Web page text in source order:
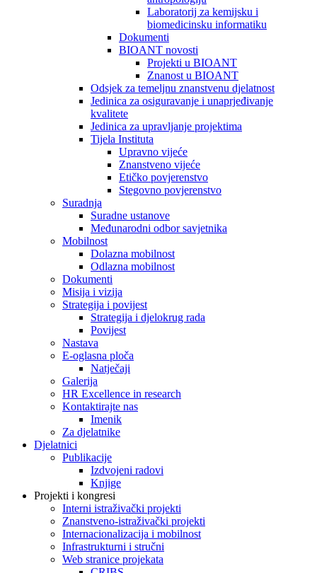
Laboratorij za kemijsku i
biomedicinsku informatiku
Dokumenti
BIOANT novosti
Projekti u BIOANT
Znanost u BIOANT
Odsjek za temeljnu znanstvenu djelatnost
Jedinica za osiguravanje i unaprjeđivanje
kvalitete
Jedinica za upravljanje projektima
Tijela Instituta
Upravno vijeće
Znanstveno vijeće
Etičko povjerenstvo
Stegovno povjerenstvo
Suradnja
Suradne ustanove
Međunarodni odbor savjetnika
Mobilnost
Dolazna mobilnost
Odlazna mobilnost
Dokumenti
Misija i vizija
Strategija i povijest
Strategija i djelokrug rada
Povijest
Nastava
E-oglasna ploča
Natječaji
Galerija
HR Excellence in research
Kontaktirajte nas
Imenik
Za djelatnike
Djelatnici
Publikacije
Izdvojeni radovi
Knjige
Projekti i kongresi
Interni istraživački projekti
Znanstveno-istraživački projekti
Internacionalizacija i mobilnost
Infrastrukturni i stručni
Web stranice projekata